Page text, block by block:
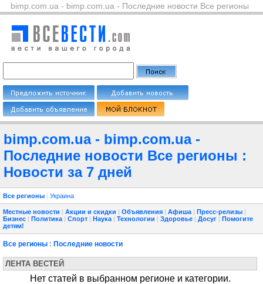
bimp.com.ua - bimp.com.ua - Последние новости Все регионы
bimp.com.ua - bimp.com.ua -
Последние новости Все регионы :
Новости за 7 дней
Все регионы | Украина
Местные новости | Акции и скидки | Объявления | Афиша | Пресс-релизы |
Бизнес | Политика | Спорт | Наука | Технологии | Здоровье | Досуг | Помогите
детям!
Все регионы : Последние новости
ЛЕНТА ВЕСТЕЙ
Нет статей в выбранном регионе и категории.